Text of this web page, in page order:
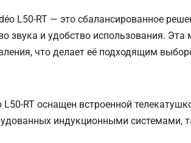
L50-RT — это сбалансированное
звука и удобство использования.
что делает её подходящим
L50-RT оснащен встроенной
индукционными системами,